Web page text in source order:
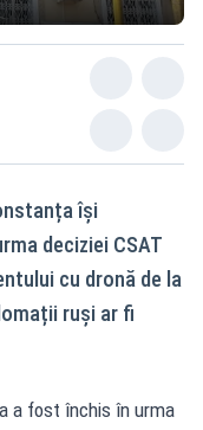
își
deciziei CSAT
cu dronă de la
ruși ar fi
a fost închis în urma